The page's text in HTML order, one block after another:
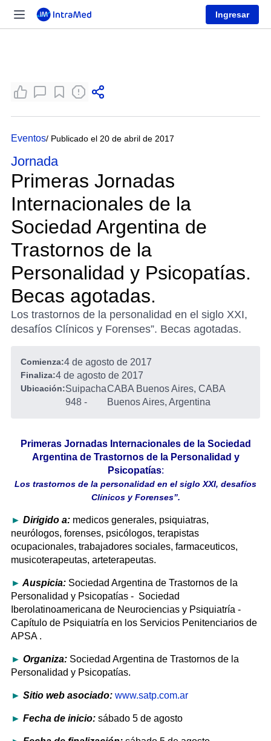
Ingresar
Eventos/ Publicado el 20 de abril de 2017
Jornada
Primeras Jornadas
Internacionales de la
Sociedad Argentina de
Trastornos de la
Personalidad y Psicopatías.
Becas agotadas.
Los trastornos de la personalidad en el siglo XXI,
desafíos Clínicos y Forenses”. Becas agotadas.
Comienza:4 de agosto de 2017
Finaliza:4 de agosto de 2017
Ubicación:Suipacha
948 -
CABA Buenos Aires, CABA
Buenos Aires, Argentina
Primeras Jornadas Internacionales de la Sociedad
Argentina de Trastornos de la Personalidad y
Psicopatías:
Los trastornos de la personalidad en el siglo XXI, desafíos
Clínicos y Forenses”.
► Dirigido a: medicos generales, psiquiatras,
neurólogos, forenses, psicólogos, terapistas
ocupacionales, trabajadores sociales, farmaceuticos,
musicoterapeutas, arteterapeutas.
► Auspicia: Sociedad Argentina de Trastornos de la
Personalidad y Psicopatías - Sociedad
Iberolatinoamericana de Neurociencias y Psiquiatría -
Capítulo de Psiquiatría en los Servicios Penitenciarios de
APSA .
► Organiza: Sociedad Argentina de Trastornos de la
Personalidad y Psicopatías.
► Sitio web asociado: www.satp.com.ar
► Fecha de inicio: sábado 5 de agosto